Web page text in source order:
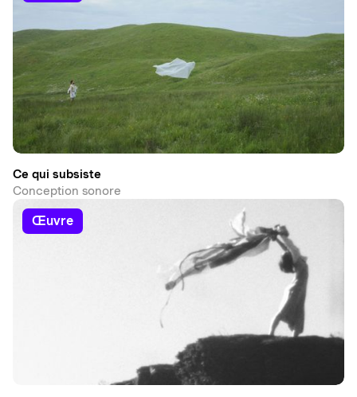
Ce qui subsiste
Conception sonore
œuvre